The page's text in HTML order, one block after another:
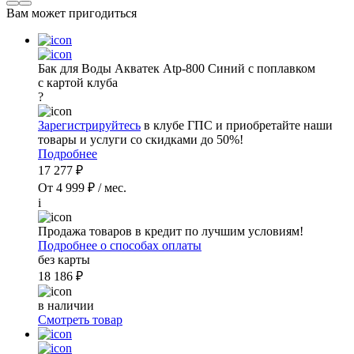
Вам может пригодиться
Бак для Воды Акватек Atp-800 Синий с поплавком
с картой клуба
?
Зарегистрируйтесь в клубе ГПС и приобретайте наши
товары и услуги со скидками до 50%!
Подробнее
17 277 ₽
От 4 999 ₽ / мес.
i
Продажа товаров в кредит по лучшим условиям!
Подробнее о способах оплаты
без карты
18 186 ₽
в наличии
Смотреть товар